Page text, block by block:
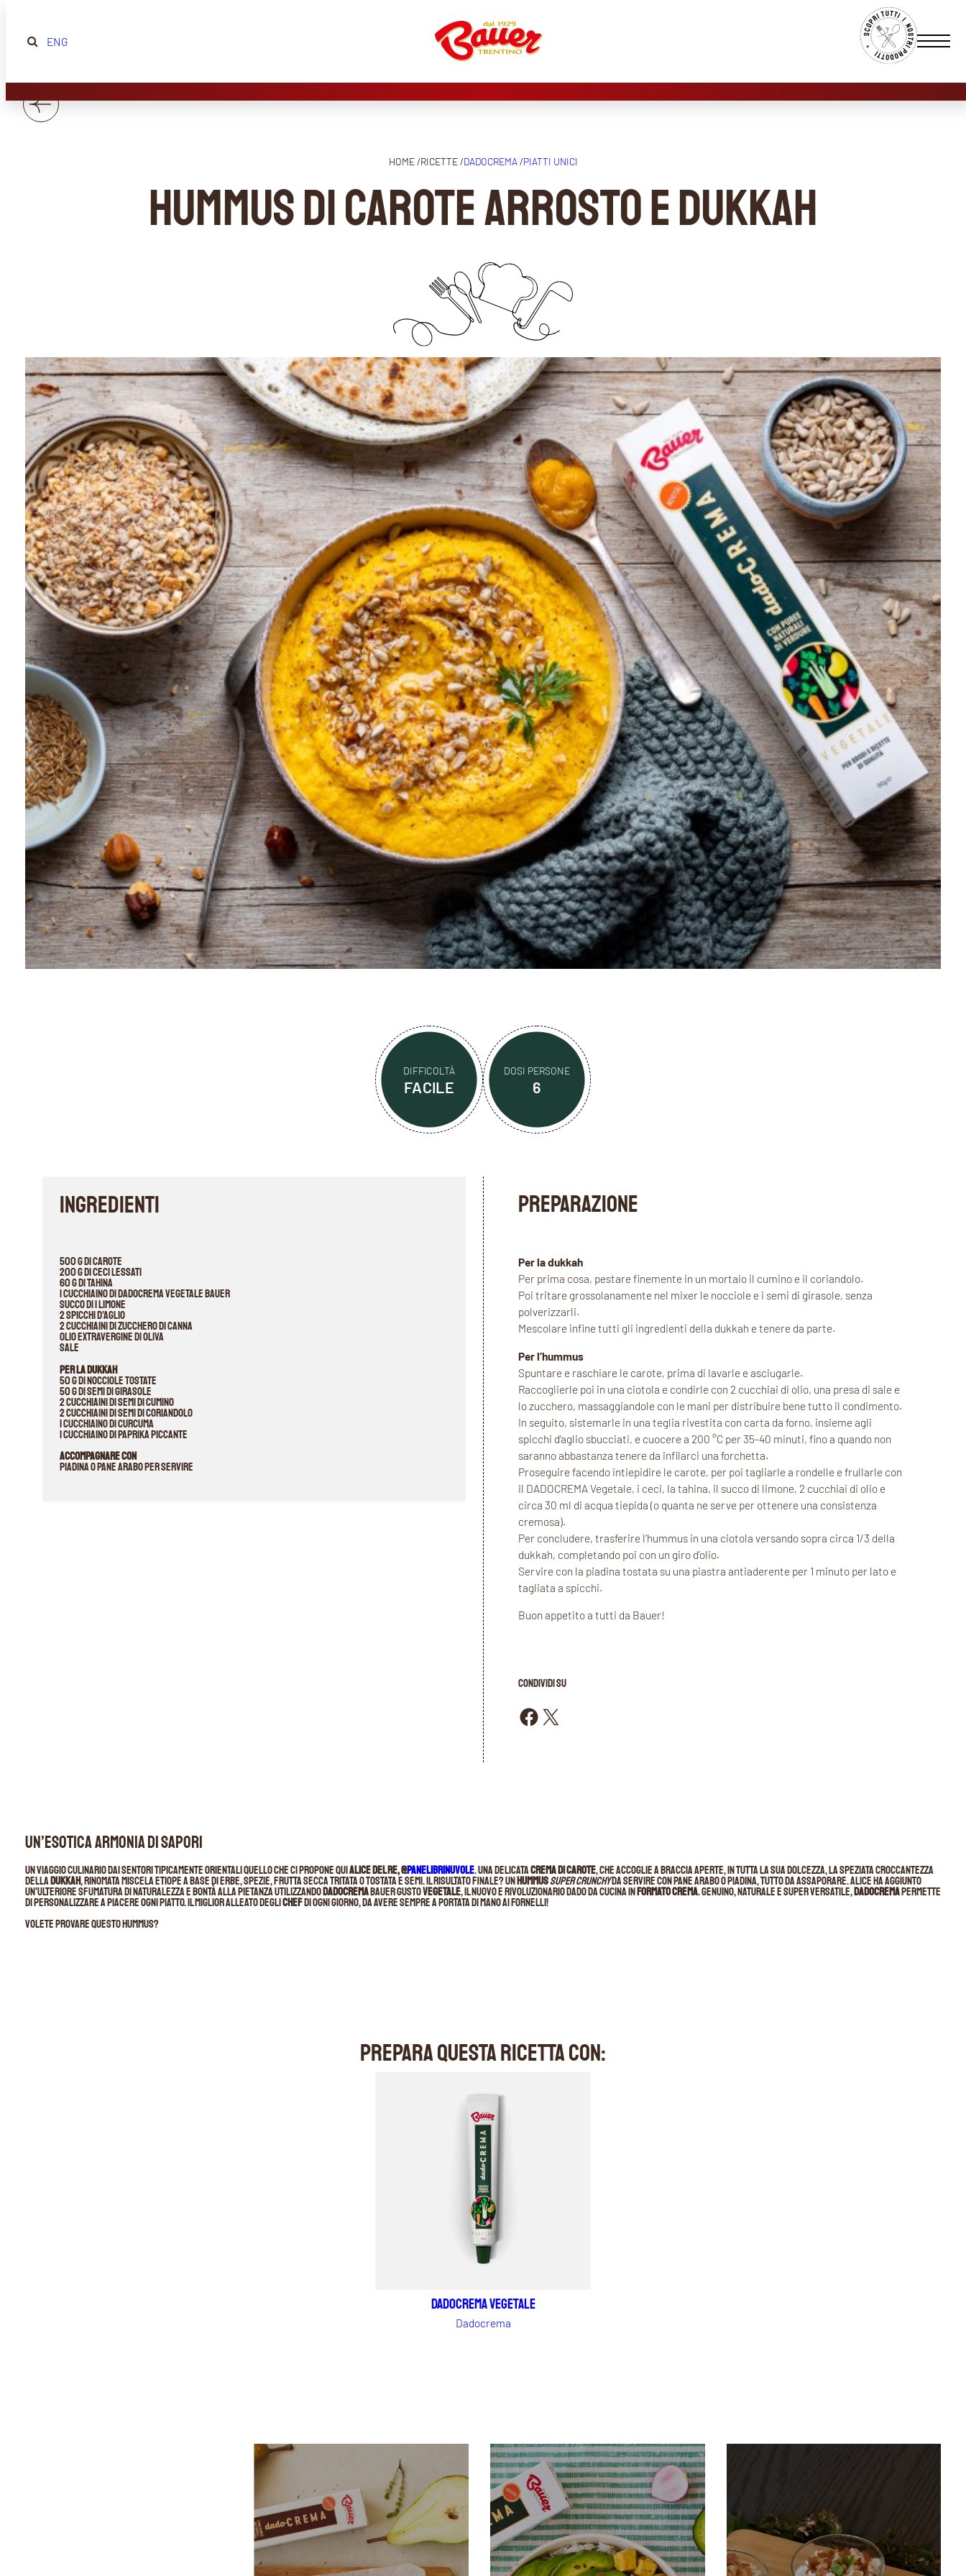
ENG
HOME /RICETTE /DADOCREMA/PIATTI UNICI
Hummus di carote arrosto e dukkah
DIFFICOLTÀ
FACILE
DOSI PERSONE
6
INGREDIENTI
500 g di carote
200 g di ceci lessati
60 g di tahina
1 cucchiaino di DADOCREMA Vegetale Bauer
succo di 1 limone
2 spicchi d’aglio
2 cucchiaini di zucchero di canna
olio extravergine di oliva
sale
Per la dukkah
50 g di nocciole tostate
50 g di semi di girasole
2 cucchiaini di semi di cumino
2 cucchiaini di semi di coriandolo
1 cucchiaino di curcuma
1 cucchiaino di paprika piccante
Accompagnare con
piadina o pane arabo per servire
PREPARAZIONE
Per la dukkah
Per prima cosa, pestare finemente in un mortaio il cumino e il coriandolo.
Poi tritare grossolanamente nel mixer le nocciole e i semi di girasole, senza
polverizzarli.
Mescolare infine tutti gli ingredienti della dukkah e tenere da parte.
Per l’hummus
Spuntare e raschiare le carote, prima di lavarle e asciugarle.
Raccoglierle poi in una ciotola e condirle con 2 cucchiai di olio, una presa di sale e
lo zucchero, massaggiandole con le mani per distribuire bene tutto il condimento.
In seguito, sistemarle in una teglia rivestita con carta da forno, insieme agli
spicchi d’aglio sbucciati, e cuocere a 200 °C per 35-40 minuti, fino a quando non
saranno abbastanza tenere da infilarci una forchetta.
Proseguire facendo intiepidire le carote, per poi tagliarle a rondelle e frullarle con
il DADOCREMA Vegetale, i ceci, la tahina, il succo di limone, 2 cucchiai di olio e
circa 30 ml di acqua tiepida (o quanta ne serve per ottenere una consistenza
cremosa).
Per concludere, trasferire l’hummus in una ciotola versando sopra circa 1/3 della
dukkah, completando poi con un giro d’olio.
Servire con la piadina tostata su una piastra antiaderente per 1 minuto per lato e
tagliata a spicchi.
Buon appetito a tutti da Bauer!
CONDIVIDI SU
Condividi su Facebook Condividi su X
Un’esotica armonia di sapori
Un viaggio culinario dai sentori tipicamente orientali quello che ci propone quiAlice del Re, @panelibrinuvole. Una delicatacrema di carote, che accoglie a braccia aperte, in tutta la sua dolcezza, la speziata croccantezza
delladukkah, rinomata miscela etiope a base di erbe, spezie, frutta secca tritata o tostata e semi. Il risultato finale? Unhummussuper crunchyda servire con pane arabo o piadina, tutto da assaporare. Alice ha aggiunto
un’ulteriore sfumatura di naturalezza e bontà alla pietanza utilizzandoDADOCREMABauer gustoVegetale, il nuovo e rivoluzionario dado da cucina informato crema. Genuino, naturale e super versatile,DADOCREMApermette
di personalizzare a piacere ogni piatto. Il miglior alleato deglichefdi ogni giorno, da avere sempre a portata di mano ai fornelli!
Volete provare questo hummus?
PREPARA QUESTA RICETTA CON:
Dadocrema vegetale
Dadocrema